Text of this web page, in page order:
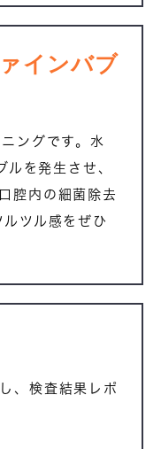
インバブ
ングです。水
を発生させ、
腔内の細菌除去
ツル感をぜひ
、検査結果レポ